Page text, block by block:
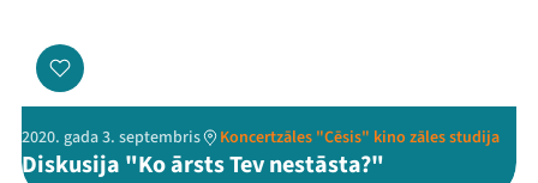
2020. gada 3. septembris Koncertzāles "Cēsis" kino zāles studija
Diskusija "Ko ārsts Tev nestāsta?"